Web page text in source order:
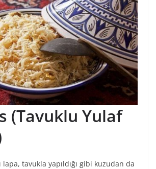
(Tavuklu Yulaf
tavukla yapıldığı gibi kuzudan da